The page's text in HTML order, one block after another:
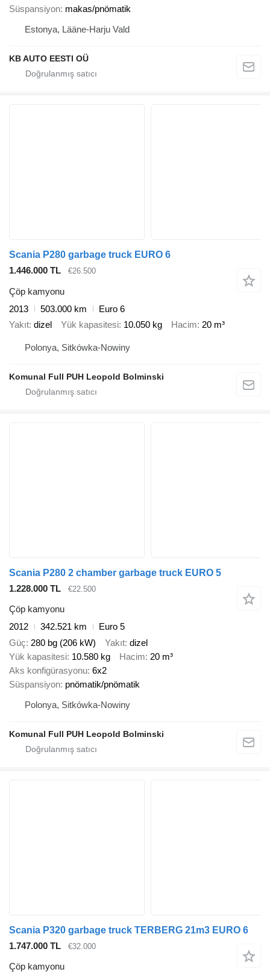
Süspansiyon makas/pnömatik
Estonya, Lääne-Harju Vald
KB AUTO EESTI OÜ
Scania P280 garbage truck EURO 6
1.446.000 TL
€26.500
Çöp kamyonu
2013
503.000 km
Euro 6
Yakıt dizel Yük kapasitesi 10.050 kg Hacim 20 m³
Polonya, Sitkówka-Nowiny
Komunal Full PUH Leopold Bolminski
Scania P280 2 chamber garbage truck EURO 5
1.228.000 TL
€22.500
Çöp kamyonu
2012
342.521 km
Euro 5
Güç 280 bg (206 kW) Yakıt dizel
Yük kapasitesi 10.580 kg Hacim 20 m³
Aks konfigürasyonu 6x2
Süspansiyon pnömatik/pnömatik
Polonya, Sitkówka-Nowiny
Komunal Full PUH Leopold Bolminski
Scania P320 garbage truck TERBERG 21m3 EURO 6
1.747.000 TL
€32.000
Çöp kamyonu